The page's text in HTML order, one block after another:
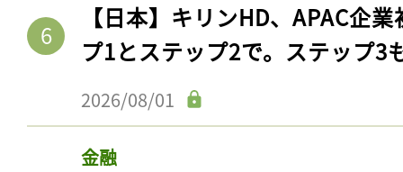
【日本】キリンHD、APAC企
プ1とステップ2で。ステップ3
2026/08/01
金融